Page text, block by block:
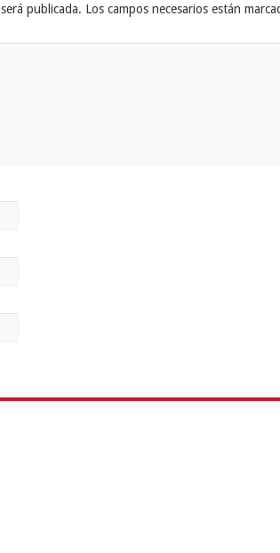
publicada. Los campos necesarios están